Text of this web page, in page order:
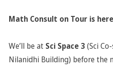
Math Consult on Tour is
We’ll be at Sci Space 3(Sci
Nilanidhi Building) before the